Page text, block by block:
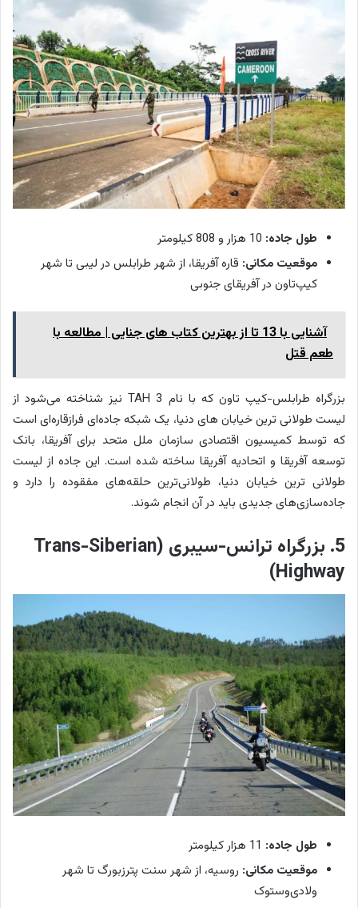
طول جاده:
موقعیت مکانی: قاره آفریقا، از شهر طرابلس در لیبی تا شهر
کیپ‌تاون در آفریقای جنوبی
آشنایی با 13 تا از بهترین کتاب های جنایی | مطالعه با
طعم قتل
بزرگراه طرابلس-کیپ تاون که با نام TAH 3 نیز شناخته می‌شود از
لیست طولانی ترین خیابان های دنیا، یک شبکه جاده‌ای فرازقاره‌ای است
که توسط کمیسیون اقتصادی سازمان ملل متحد برای آفریقا، بانک
توسعه آفریقا و اتحادیه آفریقا ساخته شده است. این جاده از لیست
طولانی ترین خیابان دنیا، طولانی‌ترین حلقه‌های مفقوده را دارد و
جاده‌سازی‌های جدیدی باید در آن انجام شوند.
5. بزرگراه ترانس-سیبری (Trans-Siberian
Highway)
طول جاده:
موقعیت مکانی: روسیه، از شهر سنت پترزبورگ تا شهر
ولادی‌وستوک